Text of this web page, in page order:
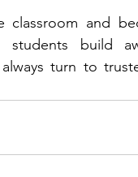
and
build
turn to